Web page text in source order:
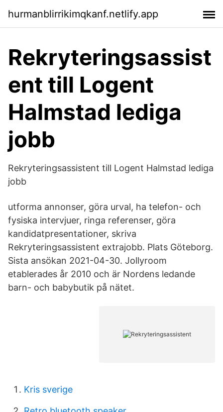
hurmanblirrikimqkanf.netlify.app
Rekryteringsassist
ent till Logent
Halmstad lediga
jobb
Rekryteringsassistent till Logent Halmstad lediga
jobb
utforma annonser, göra urval, ha telefon- och
fysiska intervjuer, ringa referenser, göra
kandidatpresentationer, skriva
Rekryteringsassistent extrajobb. Plats Göteborg.
Sista ansökan 2021-04-30. Jollyroom
etablerades år 2010 och är Nordens ledande
barn- och babybutik på nätet.
Kris sverige